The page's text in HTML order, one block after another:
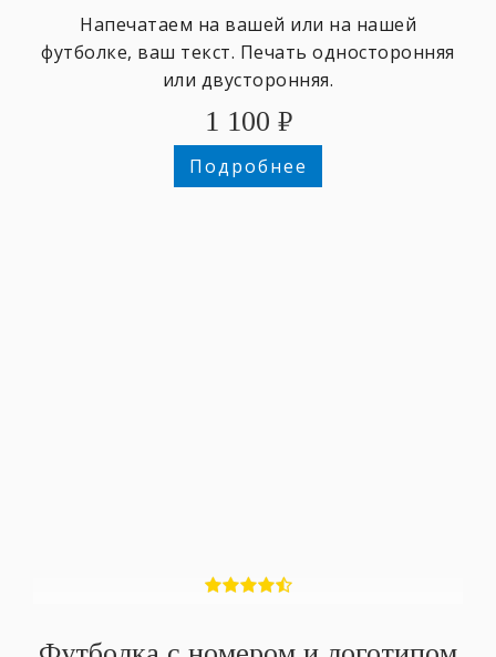
Напечатаем на вашей или на нашей
футболке, ваш текст. Печать односторонняя
или двусторонняя.
1 100 ₽
Подробнее